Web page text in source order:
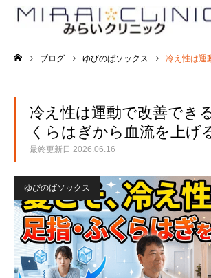
ブログ ゆびのばソックス 冷え性は運動で改善できる
冷え性は運動で改善でき
くらはぎから血流を上げ
最終更新日 2026.06.16
ゆびのばソックス